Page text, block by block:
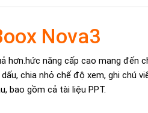
Nova3
hơn.hức năng cấp cao mang đến
chia nhỏ chế độ xem, ghi chú
bao gồm cả tài liệu PPT.